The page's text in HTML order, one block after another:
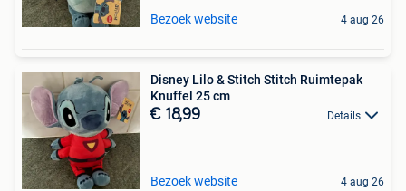
Bezoek website 4 aug 26
Disney Lilo & Stitch Stitch Ruimtepak
Knuffel 25 cm
€ 18,99 Details
Bezoek website 4 aug 26